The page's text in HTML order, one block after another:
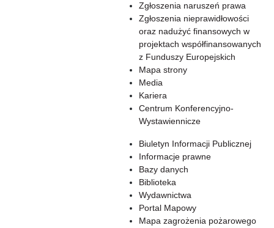
Zgłoszenia naruszeń prawa
Zgłoszenia nieprawidłowości
oraz nadużyć finansowych w
projektach współfinansowanych
z Funduszy Europejskich
Mapa strony
Media
Kariera
Centrum Konferencyjno-
Wystawiennicze
Biuletyn Informacji Publicznej
Informacje prawne
Bazy danych
Biblioteka
Wydawnictwa
Portal Mapowy
Mapa zagrożenia pożarowego